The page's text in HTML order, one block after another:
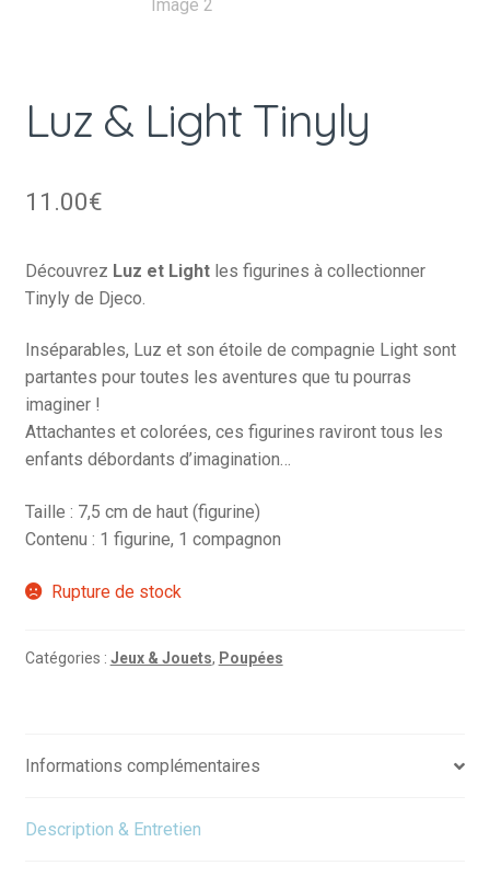
Luz & Light Tinyly
11.00€
Découvrez Luz et Lightles figurines à collectionner
Tinyly de Djeco.
Inséparables, Luz et son étoile de compagnie Light sont
partantes pour toutes les aventures que tu pourras
imaginer !
Attachantes et colorées, ces figurines raviront tous les
enfants débordants d’imagination…
Taille : 7,5 cm de haut (figurine)
Contenu : 1 figurine, 1 compagnon
Rupture de stock
Catégories : Jeux & Jouets, Poupées
Informations complémentaires
Description & Entretien